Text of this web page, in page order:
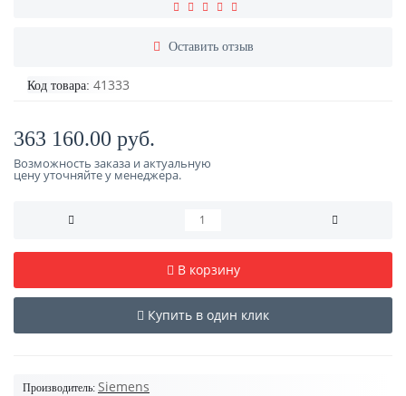
Оставить отзыв
Код товара: 41333
363 160.00 руб.
Возможность заказа и актуальную
цену уточняйте у менеджера.
В корзину
Купить в один клик
Производитель: Siemens